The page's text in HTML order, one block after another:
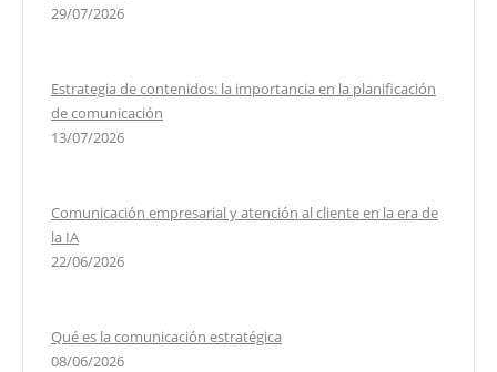
29/07/2026
Estrategia de contenidos: la importancia en la planificación
de comunicación
13/07/2026
Comunicación empresarial y atención al cliente en la era de
la IA
22/06/2026
Qué es la comunicación estratégica
08/06/2026